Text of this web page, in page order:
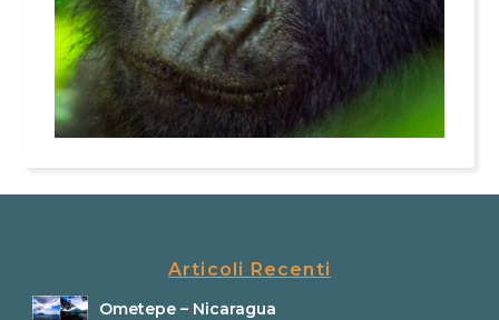
Articoli Recenti
Ometepe – Nicaragua